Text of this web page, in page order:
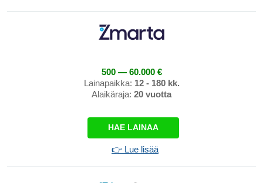
500 — 60.000 €
Lainapaikka: 12 - 180 kk.
Alaikäraja: 20 vuotta
HAE LAINAA
👉 Lue lisää